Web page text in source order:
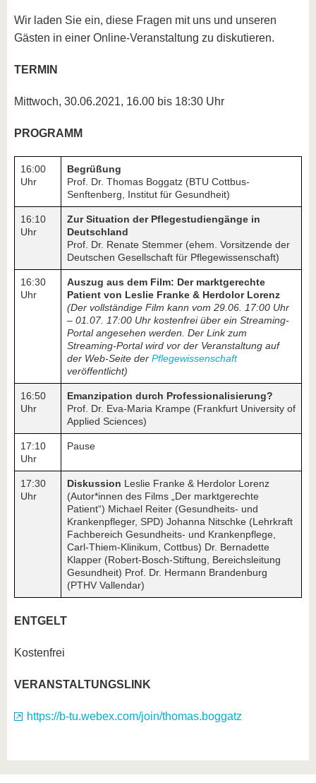
Wir laden Sie ein, diese Fragen mit uns und unseren
Gästen in einer Online-Veranstaltung zu diskutieren.
TERMIN
Mittwoch, 30.06.2021, 16.00 bis 18:30 Uhr
PROGRAMM
16:00
Uhr
Begrüßung
Prof. Dr. Thomas Boggatz (BTU Cottbus-
Senftenberg, Institut für Gesundheit)
16:10
Uhr
Zur Situation der Pflegestudiengänge in
Deutschland
Prof. Dr. Renate Stemmer (ehem. Vorsitzende der
Deutschen Gesellschaft für Pflegewissenschaft)
16:30
Uhr
Auszug aus dem Film: Der marktgerechte
Patient von Leslie Franke & Herdolor Lorenz
(Der vollständige Film kann vom 29.06. 17:00 Uhr
– 01.07. 17:00 Uhr kostenfrei über ein Streaming-
Portal angesehen werden. Der Link zum
Streaming-Portal wird vor der Veranstaltung auf
der Web-Seite der Pflegewissenschaft
veröffentlicht)
16:50
Uhr
Emanzipation durch Professionalisierung?
Prof. Dr. Eva-Maria Krampe (Frankfurt University of
Applied Sciences)
17:10
Uhr
Pause
17:30
Uhr
Diskussion Leslie Franke & Herdolor Lorenz
(Autor*innen des Films „Der marktgerechte
Patient“) Michael Reiter (Gesundheits- und
Krankenpfleger, SPD) Johanna Nitschke (Lehrkraft
Fachbereich Gesundheits- und Krankenpflege,
Carl-Thiem-Klinikum, Cottbus) Dr. Bernadette
Klapper (Robert-Bosch-Stiftung, Bereichsleitung
Gesundheit) Prof. Dr. Hermann Brandenburg
(PTHV Vallendar)
ENTGELT
Kostenfrei
VERANSTALTUNGSLINK
https://b-tu.webex.com/join/thomas.boggatz